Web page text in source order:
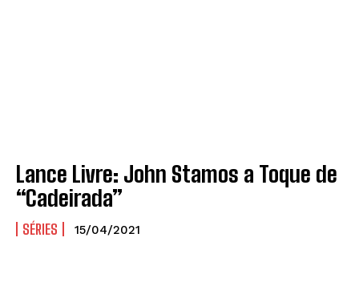
Lance Livre: John Stamos a Toque de
“Cadeirada”
SÉRIES 15/04/2021